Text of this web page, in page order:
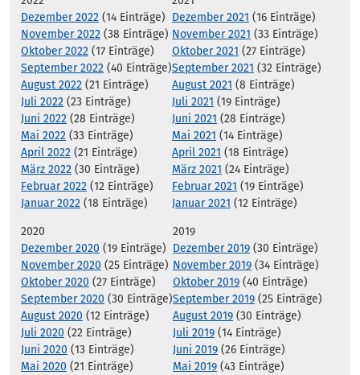
Dezember 2022 (14 Einträge)
November 2022 (38 Einträge)
Oktober 2022 (17 Einträge)
September 2022 (40 Einträge)
August 2022 (21 Einträge)
Juli 2022 (23 Einträge)
Juni 2022 (28 Einträge)
Mai 2022 (33 Einträge)
April 2022 (21 Einträge)
März 2022 (30 Einträge)
Februar 2022 (12 Einträge)
Januar 2022 (18 Einträge)
Dezember 2021 (16 Einträge)
November 2021 (33 Einträge)
Oktober 2021 (27 Einträge)
September 2021 (32 Einträge)
August 2021 (8 Einträge)
Juli 2021 (19 Einträge)
Juni 2021 (28 Einträge)
Mai 2021 (14 Einträge)
April 2021 (18 Einträge)
März 2021 (24 Einträge)
Februar 2021 (19 Einträge)
Januar 2021 (12 Einträge)
2020
Dezember 2020 (19 Einträge)
November 2020 (25 Einträge)
Oktober 2020 (27 Einträge)
September 2020 (30 Einträge)
August 2020 (12 Einträge)
Juli 2020 (22 Einträge)
Juni 2020 (13 Einträge)
Mai 2020 (21 Einträge)
2019
Dezember 2019 (30 Einträge)
November 2019 (34 Einträge)
Oktober 2019 (40 Einträge)
September 2019 (25 Einträge)
August 2019 (30 Einträge)
Juli 2019 (14 Einträge)
Juni 2019 (26 Einträge)
Mai 2019 (43 Einträge)